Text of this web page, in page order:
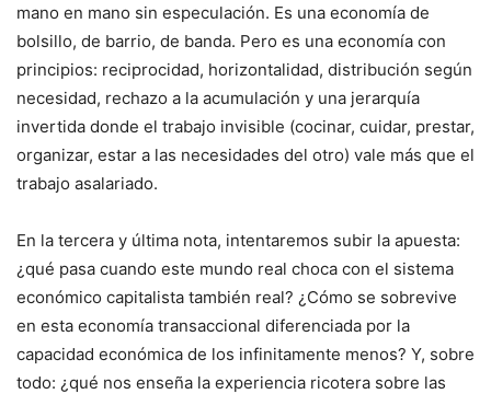
mano en mano sin especulación. Es una economía de
bolsillo, de barrio, de banda. Pero es una economía con
principios: reciprocidad, horizontalidad, distribución según
necesidad, rechazo a la acumulación y una jerarquía
invertida donde el trabajo invisible (cocinar, cuidar, prestar,
organizar, estar a las necesidades del otro) vale más que el
trabajo asalariado.
En la tercera y última nota, intentaremos subir la apuesta:
¿qué pasa cuando este mundo real choca con el sistema
económico capitalista también real? ¿Cómo se sobrevive
en esta economía transaccional diferenciada por la
capacidad económica de los infinitamente menos? Y, sobre
todo: ¿qué nos enseña la experiencia ricotera sobre las